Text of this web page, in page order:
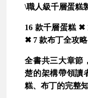
\職人級千層蛋糕
16 款千層蛋糕 ✖
✖ 7款布丁全攻略
全書共三大章節
楚的架構帶領讀
糕、布丁的完整